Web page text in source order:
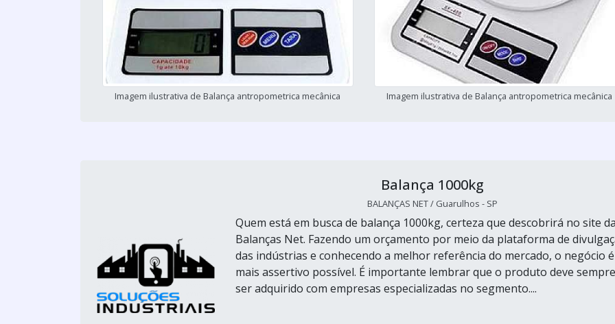
Imagem ilustrativa de Balança antropometrica mecânica Imagem ilustrativa de Balança antropometrica mecânica
Balança 1000kg
BALANÇAS NET / Guarulhos - SP
Quem está em busca de balança 1000kg, certeza que descobrirá no site da
Balanças Net. Fazendo um orçamento por meio da plataforma de
das indústrias e conhecendo a melhor referência do mercado, o negócio
mais assertivo possível. É importante lembrar que o produto deve sempre
ser adquirido com empresas especializadas no segmento....